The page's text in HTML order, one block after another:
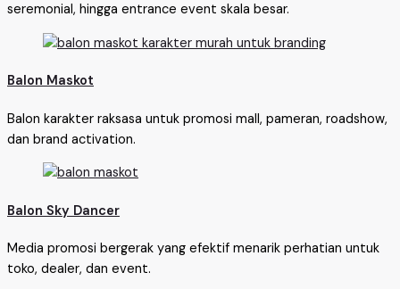
seremonial, hingga entrance event skala besar.
Balon Maskot
Balon karakter raksasa untuk promosi mall, pameran, roadshow,
dan brand activation.
Balon Sky Dancer
Media promosi bergerak yang efektif menarik perhatian untuk
toko, dealer, dan event.